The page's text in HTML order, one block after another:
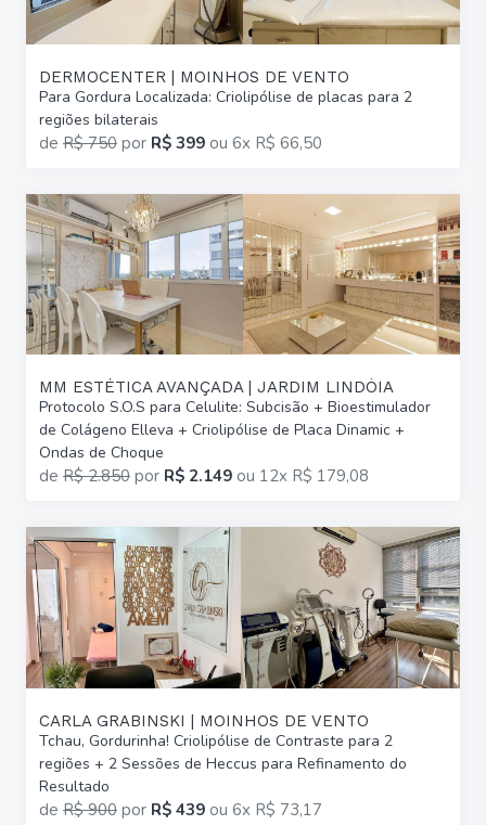
DERMOCENTER | MOINHOS DE VENTO
Para Gordura Localizada: Criolipólise de placas para 2
regiões bilaterais
de R$ 750 por R$ 399 ou 6x R$ 66,50
MM ESTÉTICA AVANÇADA | JARDIM LINDÓIA
Protocolo S.O.S para Celulite: Subcisão + Bioestimulador
de Colágeno Elleva + Criolipólise de Placa Dinamic +
Ondas de Choque
de R$ 2.850 por R$ 2.149 ou 12x R$ 179,08
CARLA GRABINSKI | MOINHOS DE VENTO
Tchau, Gordurinha! Criolipólise de Contraste para 2
regiões + 2 Sessões de Heccus para Refinamento do
Resultado
de R$ 900 por R$ 439 ou 6x R$ 73,17